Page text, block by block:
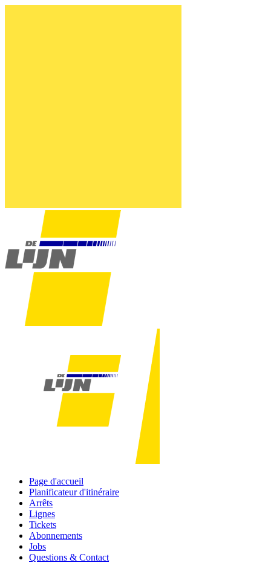
Page d'accueil
Planificateur d'itinéraire
Arrêts
Lignes
Tickets
Abonnements
Jobs
Questions & Contact